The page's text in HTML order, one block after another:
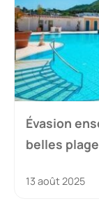
Évasion
belles
13 août 2025